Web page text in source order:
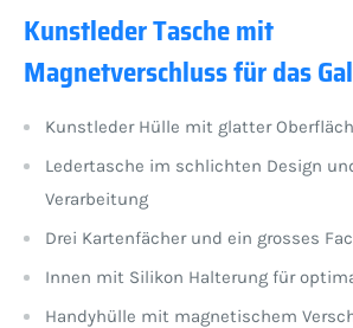
Kunstleder Tasche mit
Magnetverschluss für das
Kunstleder Hülle mit glatter
Ledertasche im schlichten Design
Verarbeitung
Drei Kartenfächer und ein grosses
Innen mit Silikon Halterung für
Handyhülle mit magnetischem